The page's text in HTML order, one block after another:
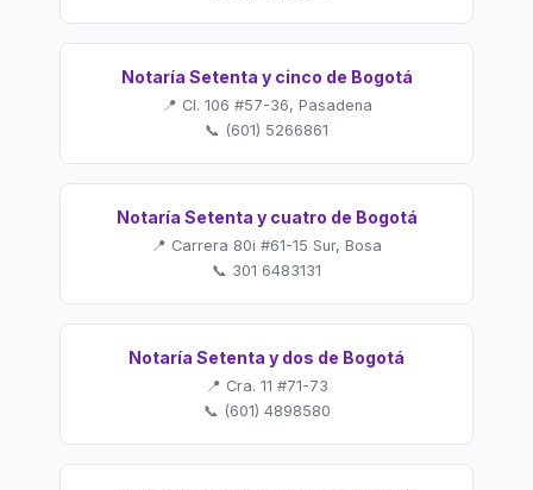
Notaría Setenta y cinco de Bogotá
📍 Cl. 106 #57-36, Pasadena
📞 (601) 5266861
Notaría Setenta y cuatro de Bogotá
📍 Carrera 80i #61-15 Sur, Bosa
📞 301 6483131
Notaría Setenta y dos de Bogotá
📍 Cra. 11 #71-73
📞 (601) 4898580